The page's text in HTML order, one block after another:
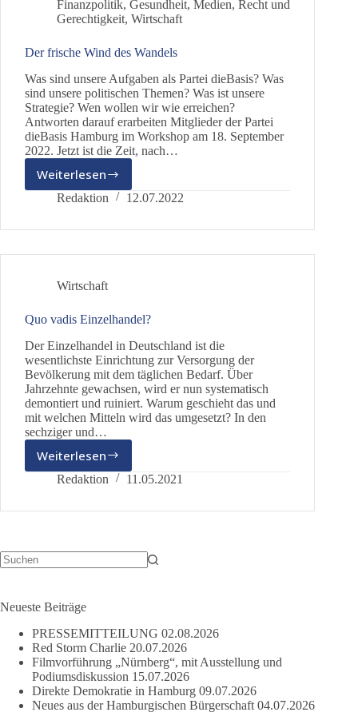
Finanzpolitik, Gesundheit, Medien, Recht und
Gerechtigkeit, Wirtschaft
Der frische Wind des Wandels
Was sind unsere Aufgaben als Partei dieBasis? Was
sind unsere politischen Themen? Was ist unsere
Strategie? Wen wollen wir wie erreichen?
Antworten darauf erarbeiten Mitglieder der Partei
dieBasis Hamburg im Workshop am 18. September
2022. Jetzt ist die Zeit, nach…
Weiterlesen
Der
frische
des
Redaktion 12.07.2022
Wirtschaft
Quo vadis Einzelhandel?
Der Einzelhandel in Deutschland ist die
wesentlichste Einrichtung zur Versorgung der
Bevölkerung mit dem täglichen Bedarf. Über
Jahrzehnte gewachsen, wird er nun systematisch
demontiert und ruiniert. Warum geschieht das und
mit welchen Mitteln wird das umgesetzt? In den
sechziger und…
Weiterlesen
Quo
vadis
Redaktion 11.05.2021
Neueste Beiträge
PRESSEMITTEILUNG 02.08.2026
Red Storm Charlie 20.07.2026
Filmvorführung „Nürnberg“, mit Ausstellung und
Podiumsdiskussion 15.07.2026
Direkte Demokratie in Hamburg 09.07.2026
Neues aus der Hamburgischen Bürgerschaft 04.07.2026